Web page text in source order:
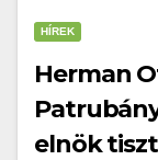
HÍREK
Herman
elnök